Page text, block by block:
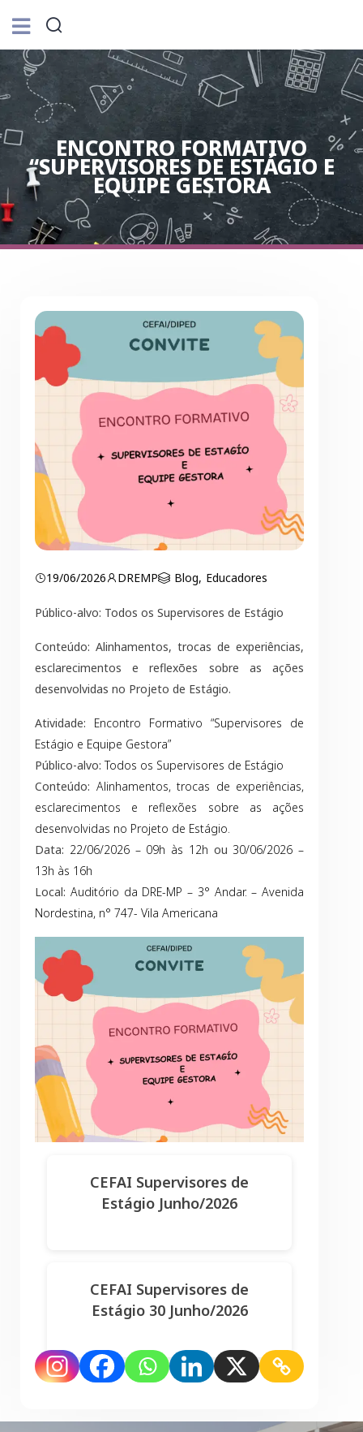
ENCONTRO FORMATIVO
“SUPERVISORES DE ESTÁGIO E
EQUIPE GESTORA
19/06/2026 DREMP Blog, Educadores
Público-alvo: Todos os Supervisores de Estágio
Conteúdo: Alinhamentos, trocas de experiências,
esclarecimentos e reflexões sobre as ações
desenvolvidas no Projeto de Estágio.
Atividade: Encontro Formativo “Supervisores de
Estágio e Equipe Gestora”
Público-alvo: Todos os Supervisores de Estágio
Conteúdo: Alinhamentos, trocas de experiências,
esclarecimentos e reflexões sobre as ações
desenvolvidas no Projeto de Estágio.
Data: 22/06/2026 – 09h às 12h ou 30/06/2026 –
13h às 16h
Local: Auditório da DRE-MP – 3° Andar. – Avenida
Nordestina, n° 747- Vila Americana
CEFAI Supervisores de
Estágio Junho/2026
CEFAI Supervisores de
Estágio 30 Junho/2026